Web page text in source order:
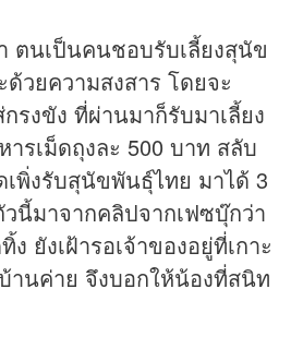
ตนเป็นคนชอบรับเลี้ยงสุนัข
ด้วยความสงสาร โดยจะ
รงขัง ที่ผ่านมาก็รับมาเลี้ยง
รเม็ดถุงละ 500 บาท สลับ
พิ่งรับสุนัขพันธุ์ไทย มาได้ 3
นี้มาจากคลิปจากเฟซบุ๊กว่า
ยังเฝ้ารอเจ้าของอยู่ที่เกาะ
านค่าย จึงบอกให้น้องที่สนิท